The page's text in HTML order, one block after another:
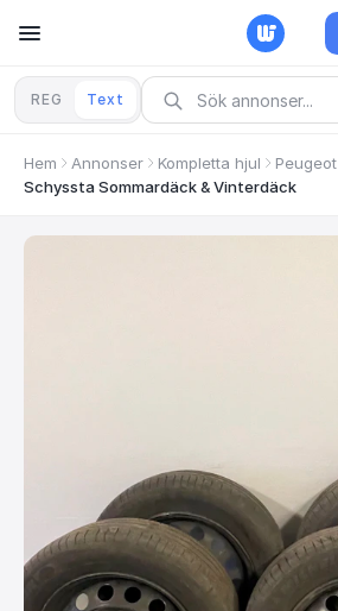
REG Text
Hem Annonser Kompletta hjul Peugeot
Schyssta Sommardäck & Vinterdäck